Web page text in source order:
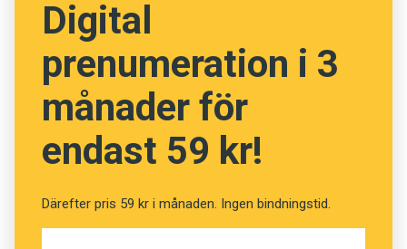
Fråga 13av 24
Enär
Eftersom
Förr
Dessutom
Digital
prenumeration i 3
månader för
endast 59 kr!
Därefter pris 59 kr i månaden. Ingen bindningstid.